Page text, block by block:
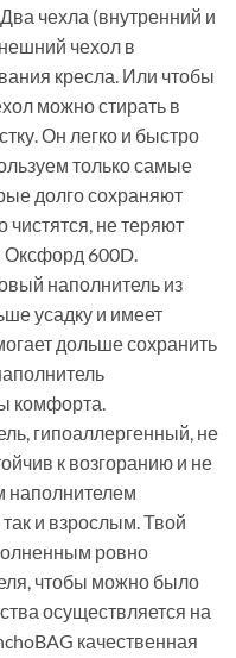
чехла (внутренний и
чехол в
кресла. Или чтобы
можно стирать в
Он легко и быстро
только самые
долго сохраняют
чистятся, не теряют
Оксфорд 600D.
наполнитель из
усадку и имеет
дольше сохранить
комфорта.
гипоаллергенный, не
к возгоранию и не
наполнителем
и взрослым. Твой
ровно
чтобы можно было
осуществляется на
качественная